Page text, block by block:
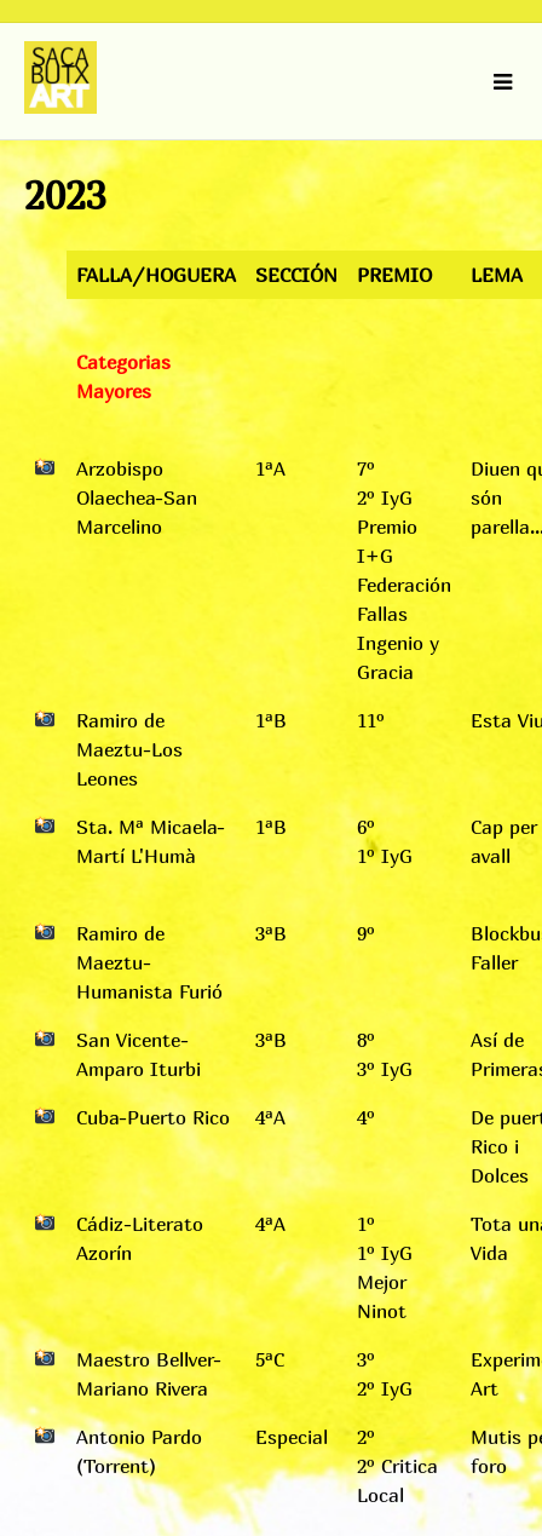
content
2023
FALLA/HOGUERA SECCIÓN PREMIO LEMA
Categorias
Mayores
Arzobispo
Olaechea-San
Marcelino
1ªA
7º
2º IyG
Premio
I+G
Federación
Fallas
Ingenio y
Gracia
Diuen
són
Ramiro de
Maeztu-Los
Leones
1ªB 11º Esta
Sta. Mª Micaela-
Martí L'Humà
1ªB
6º
1º IyG
Cap per
avall
Ramiro de
Maeztu-
Humanista Furió
3ªB 9º
Faller
San Vicente-
Amparo Iturbi
3ªB
8º
3º IyG
Así de
Cuba-Puerto Rico
4ªA 4º
De
Rico i
Dolces
Cádiz-Literato
Azorín
4ªA
1º
1º IyG
Mejor
Ninot
Tota
Vida
Maestro Bellver-
Mariano Rivera
5ªC
3º
2º IyG
Art
Antonio Pardo
(Torrent)
Especial
2º
2º Critica
Local
Mutis
foro